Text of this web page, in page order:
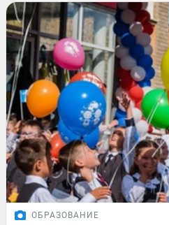
ОБРАЗОВАНИЕ